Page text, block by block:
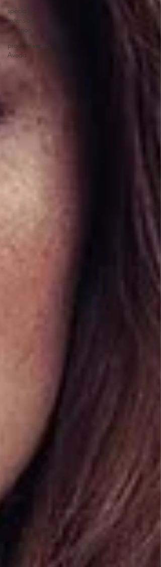
spécialiste
extension
Avignon
produits vegan
Aveda